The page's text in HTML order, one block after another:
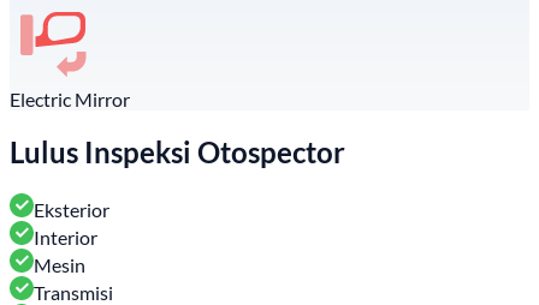
Electric Mirror
Lulus Inspeksi Otospector
Eksterior
Interior
Mesin
Transmisi